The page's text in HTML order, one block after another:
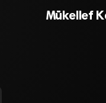
Mükellef